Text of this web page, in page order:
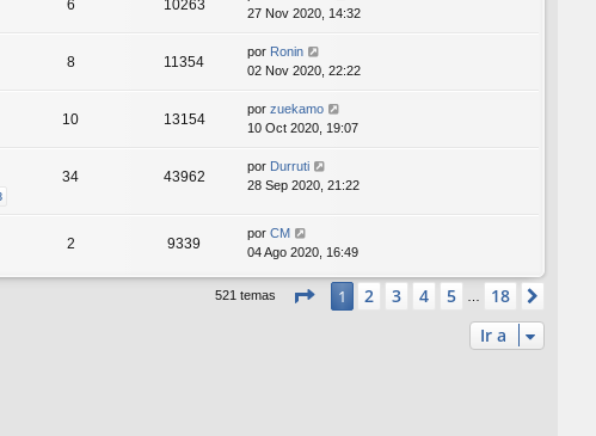
6 10263
27 Nov 2020, 14:32
8 11354
por Ronin
02 Nov 2020, 22:22
10 13154
por zuekamo
10 Oct 2020, 19:07
34 43962
por Durruti
28 Sep 2020, 21:22
2 9339
por CM
04 Ago 2020, 16:49
521 temas Página de 18
1 2 3 4 5 18
Ir a